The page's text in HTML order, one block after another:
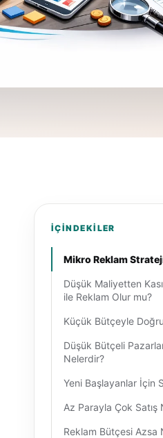
İÇINDEKILER
Mikro Reklam
Düşük Maliyetten
ile Reklam Olur mu?
Küçük Bütçeyle
Düşük Bütçeli
Nelerdir?
Yeni Başlayanlar İçin
Az Parayla Çok Satış
Reklam Bütçesi Azsa